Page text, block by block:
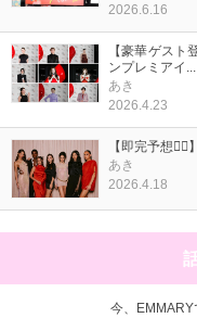
2026.6.16
【豪華ゲスト
ンプレミアイ...
あき
2026.4.23
【即完予想
あき
2026.4.18
今、